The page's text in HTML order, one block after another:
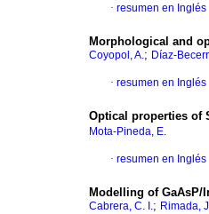
· resumen en Inglés
Morphological and
Coyopol, A.; Díaz-
· resumen en Inglés
Optical properties of
Mota-Pineda, E.
· resumen en Inglés
Modelling of GaAsP/
Cabrera, C. I.; Rimada,